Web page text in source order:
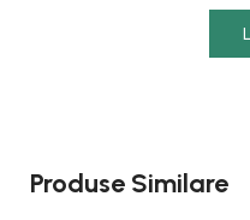
Produse Similare